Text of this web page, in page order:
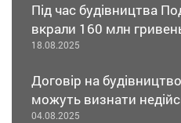
Під час будівництва
вкрали 160 млн
18.08.2025
Договір на
можуть визнати
04.08.2025